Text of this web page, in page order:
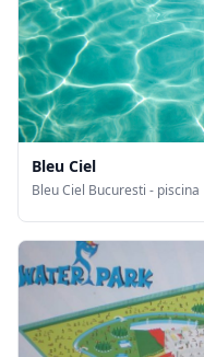
Bleu Ciel
Bleu Ciel Bucuresti - piscina